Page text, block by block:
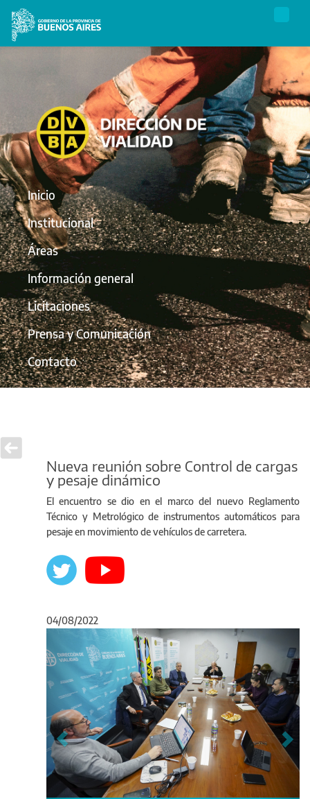
Inicio
Institucional
Áreas
Información general
Licitaciones
Prensa y Comunicación
Contacto
Nueva reunión sobre Control de cargas
y pesaje dinámico
El encuentro se dio en el marco del nuevo Reglamento
Técnico y Metrológico de instrumentos automáticos para
pesaje en movimiento de vehículos de carretera.
04/08/2022
Anterior